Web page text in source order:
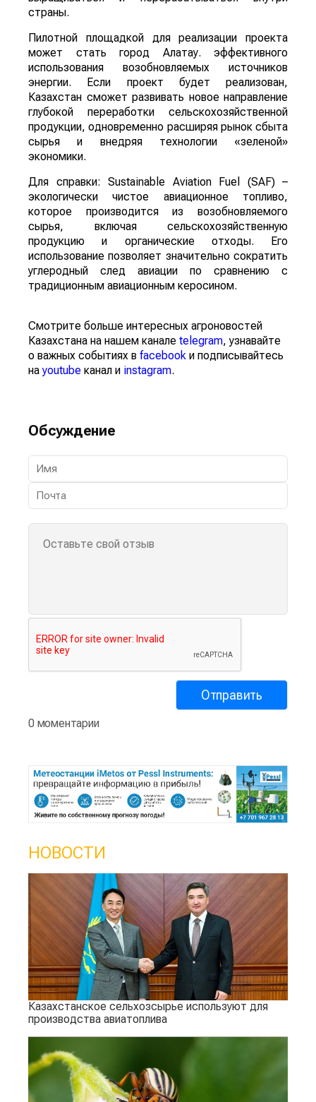
страны.
Пилотной площадкой для реализации проекта
может стать город Алатау. эффективного
использования возобновляемых источников
энергии. Если проект будет реализован,
Казахстан сможет развивать новое направление
глубокой переработки сельскохозяйственной
продукции, одновременно расширяя рынок сбыта
сырья и внедряя технологии «зеленой»
экономики.
Для справки: Sustainable Aviation Fuel (SAF) –
экологически чистое авиационное топливо,
которое производится из возобновляемого
сырья, включая сельскохозяйственную
продукцию и органические отходы. Его
использование позволяет значительно сократить
углеродный след авиации по сравнению с
традиционным авиационным керосином.
Смотрите больше интересных агроновостей
Казахстана на нашем канале telegram, узнавайте
о важных событиях в facebook и подписывайтесь
наyoutube канал и instagram.
Обсуждение
0 моментарии
НОВОСТИ
Казахстанское сельхозсырье используют для
производства авиатоплива